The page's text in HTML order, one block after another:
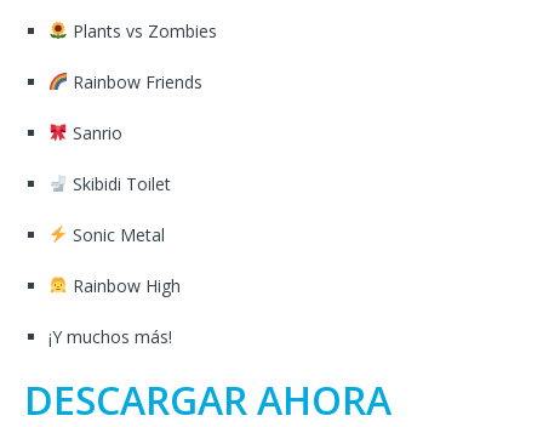
Plants vs Zombies
Rainbow Friends
Sanrio
Skibidi Toilet
Sonic Metal
Rainbow High
¡Y muchos más!
DESCARGAR AHORA